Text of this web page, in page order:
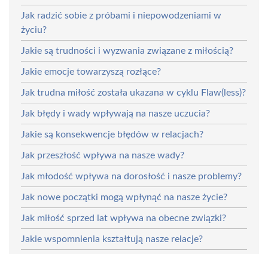
Jak radzić sobie z próbami i niepowodzeniami w
życiu?
Jakie są trudności i wyzwania związane z miłością?
Jakie emocje towarzyszą rozłące?
Jak trudna miłość została ukazana w cyklu Flaw(less)?
Jak błędy i wady wpływają na nasze uczucia?
Jakie są konsekwencje błędów w relacjach?
Jak przeszłość wpływa na nasze wady?
Jak młodość wpływa na dorosłość i nasze problemy?
Jak nowe początki mogą wpłynąć na nasze życie?
Jak miłość sprzed lat wpływa na obecne związki?
Jakie wspomnienia kształtują nasze relacje?